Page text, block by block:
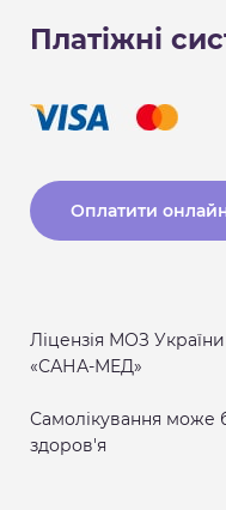
Платіжні
Оплатити
Ліцензія МОЗ
«САНА-МЕД»
Самолікування може
здоров'я